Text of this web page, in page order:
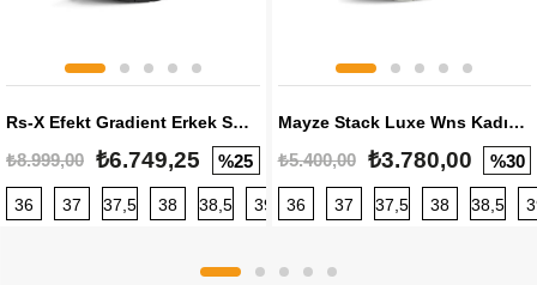
Rs-X Efekt Gradient Erkek Sneaker
₺8.999,00 ₺6.749,25 %25
36 37 37,5 38 38,5 39 40 40,5 41 42 42,5
Mayze Stack Luxe Wns Kadın Sneaker
₺5.400,00 ₺3.780,00 %30
36 37 37,5 38 38,5